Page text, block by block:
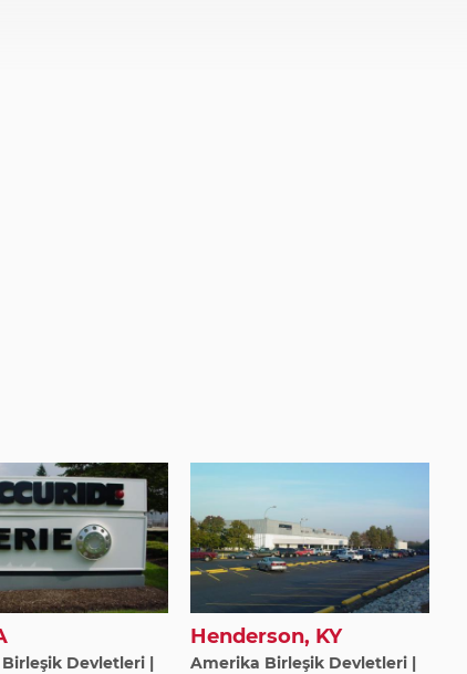
Devletleri |
Henderson, KY
Amerika Birleşik Devletleri |